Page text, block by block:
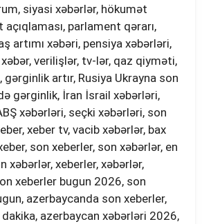
siyasi xəbərlər, hökumət
parlament qərarı,
artımı xəbəri, pensiya xəbərləri,
verilişlər, tv-lər, qaz qiyməti,
artır, Rusiya Ukrayna son
gərginlik, İran İsrail xəbərləri,
xəbərləri, seçki xəbərləri, son
xeber tv, vacib xəbərlər, bax
son xeberler, son xəbərlər, en
xəbərlər, xeberler, xəbərlər,
xeberler bugun 2026, son
azerbaycanda son xeberler,
azerbaycan xəbərləri 2026,